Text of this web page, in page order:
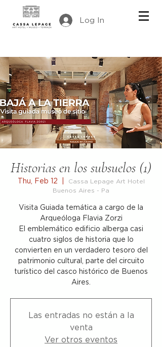
Log In
Historias en los subsuelos (1)
Thu, Feb 12
Cassa Lepage Art Hotel
Buenos Aires - Pa
Visita Guiada temática a cargo de la
Arqueóloga Flavia Zorzi
El emblemático edificio alberga casi
cuatro siglos de historia que lo
convierten en un verdadero tesoro del
patrimonio cultural, parte del circuito
turístico del casco histórico de Buenos
Aires.
Las entradas no están a la
venta
Ver otros eventos